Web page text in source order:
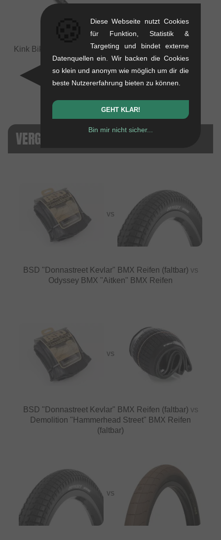
Kink Bikes "Survival Mini"
Luftpumpe
0.7 kg
15.92EUR
VERGLEICHE MIT DIESEM PRODUKT
VS
BSD "Donnastreet Kevlar" BMX Reifen (faltbar) vs
Odyssey BMX "Aitken" BMX Reifen
VS
BSD "Donnastreet Kevlar" BMX Reifen (faltbar) vs
Demolition "Hammerhead Street" BMX Reifen
(faltbar)
VS
Diese Webseite nutzt Cookies
für Funktion, Statistik &
Targeting und bindet externe
Datenquellen ein. Wir backen die Cookies
so klein und anonym wie möglich um dir die
beste Nutzererfahrung bieten zu können.
GEHT KLAR!
Bin mir nicht sicher...